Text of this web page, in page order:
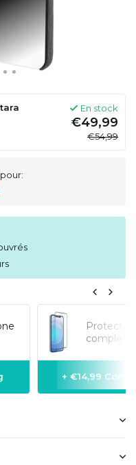
En stock
€49,99
€54,99
complet
+ €14,99